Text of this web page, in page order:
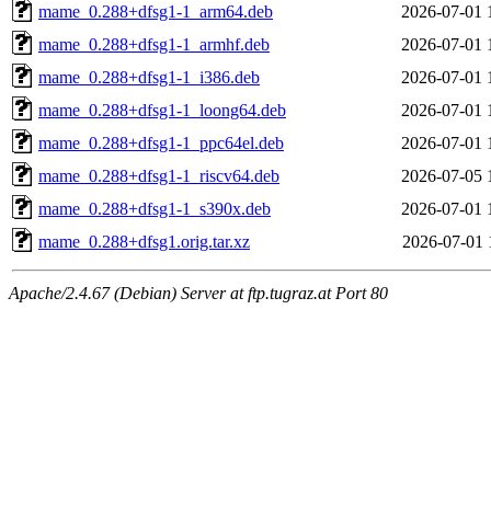
mame_0.288+dfsg1-1_arm64.deb
2026-07-01
mame_0.288+dfsg1-1_armhf.deb
2026-07-01
mame_0.288+dfsg1-1_i386.deb
2026-07-01
mame_0.288+dfsg1-1_loong64.deb
2026-07-01
mame_0.288+dfsg1-1_ppc64el.deb
2026-07-01
mame_0.288+dfsg1-1_riscv64.deb
2026-07-05
mame_0.288+dfsg1-1_s390x.deb
2026-07-01
mame_0.288+dfsg1.orig.tar.xz
2026-07-01
Apache/2.4.67 (Debian) Server at ftp.tugraz.at Port 80